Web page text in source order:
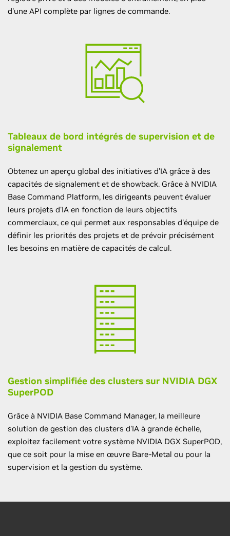
d'une API complète par lignes de commande.
Tableaux de bord intégrés de supervision et de
signalement
Obtenez un aperçu global des initiatives d'IA grâce à des
capacités de signalement et de showback. Grâce à NVIDIA
Base Command Platform, les dirigeants peuvent évaluer
leurs projets d'IA en fonction de leurs objectifs
commerciaux, ce qui permet aux responsables d'équipe de
définir les priorités des projets et de prévoir précisément
les besoins en matière de capacités de calcul.
Gestion simplifiée des clusters sur NVIDIA DGX
SuperPOD
Grâce à NVIDIA Base Command Manager, la meilleure
solution de gestion des clusters d'IA à grande échelle,
exploitez facilement votre système NVIDIA DGX SuperPOD,
que ce soit pour la mise en œuvre Bare-Metal ou pour la
supervision et la gestion du système.